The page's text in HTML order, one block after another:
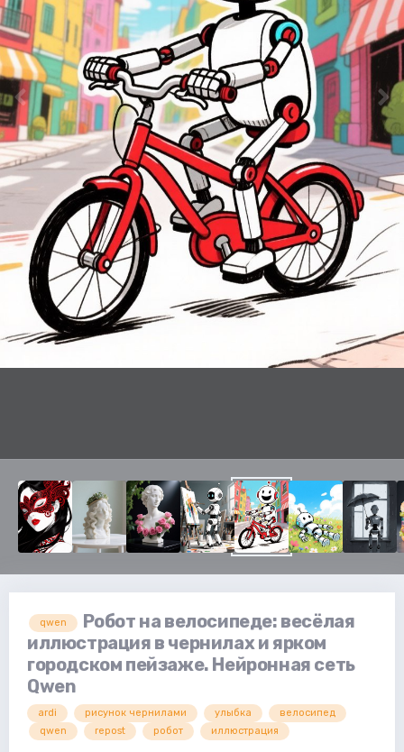
qwen
Робот на велосипеде: весёлая
иллюстрация в чернилах и ярком
городском пейзаже. Нейронная сеть
Qwen
ardi рисунок чернилами улыбка
велосипед
qwen
repost робот иллюстрация